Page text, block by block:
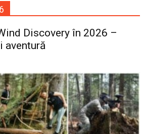
Discovery în 2026 –
aventură